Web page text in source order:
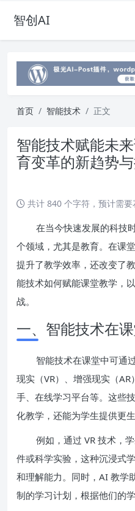
智创AI
首页 智能技术 正文
智能技术赋能未
育变革的新趋势
共计 840 个字符，预计需要
在当今快速发展的科技
个领域，尤其是教育。在课
提升了教学效率，还改变了
能技术如何赋能课堂教学，
战。
一、智能技术在
智能技术在课堂中可通
现实（VR）、增强现实（
手、在线学习平台等。这些
化教学，还能为学生提供更
例如，通过 VR 技术，
件或科学实验，这种沉浸式
和理解能力。同时，AI 教学
制的学习计划，根据他们的